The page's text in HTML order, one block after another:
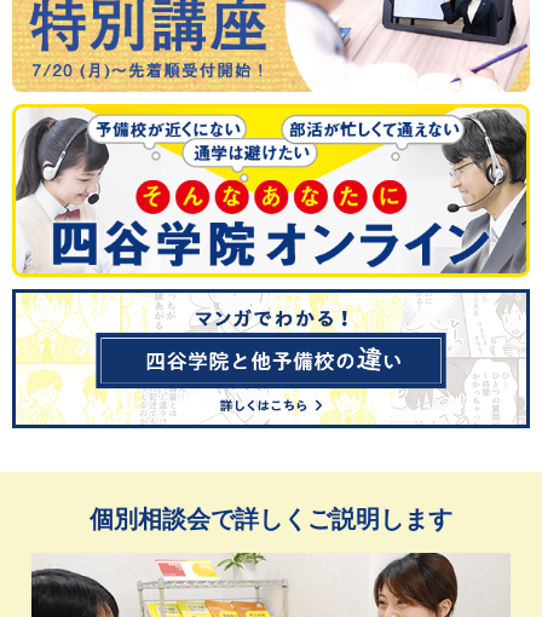
個別相談会で詳しくご説明します